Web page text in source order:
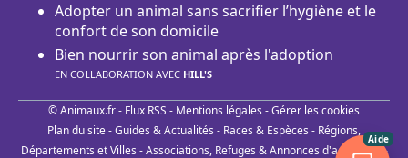
Adopter un animal sans sacrifier l’hygiène et le
confort de son domicile
Bien nourrir son animal après l'adoption
EN COLLABORATION AVEC HILL'S
© Animaux.fr - Flux RSS - Mentions légales -Gérer les cookies
Plan du site-Guides & Actualités - Races & Espèces - Régions,
Départements et Villes -Associations, Refuges & Annonces d'adoptions-
Aide